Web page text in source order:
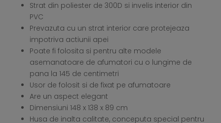
Strat din poliester de 300D si invelis interior din
PVC
Prevazuta cu un strat interior care protejeaza
impotriva actiunii apei
Poate fi folosita si pentru alte modele
asemanatoare de afumatori cu o lungime de
pana la 145 de centimetri
Usor de folosit si de fixat pe afumatoare
Are un aspect elegant
Dimensiuni 148 x 138 x 89 cm
Husa de inalta calitate, conceputa special pentru